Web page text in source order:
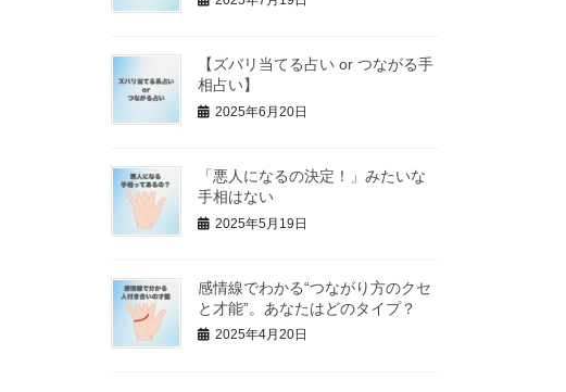
【ズバリ当てる占い or つながる手
相占い】
2025年6月20日
「悪人になるの決定！」みたいな
手相はない
2025年5月19日
感情線でわかる“つながり方のクセ
と才能”。あなたはどのタイプ？
2025年4月20日